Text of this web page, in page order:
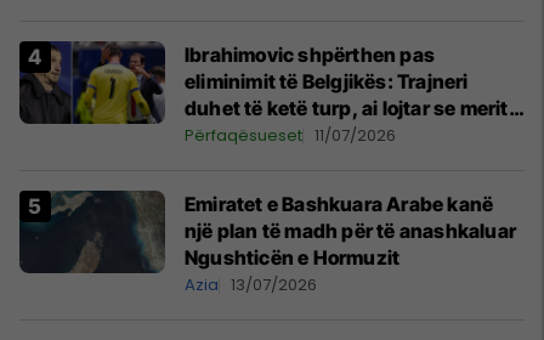
Ibrahimovic shpërthen pas
eliminimit të Belgjikës: Trajneri
duhet të ketë turp, ai lojtar se meritoi
të luante
Përfaqësueset 11/07/2026
Emiratet e Bashkuara Arabe kanë
një plan të madh për të anashkaluar
Ngushticën e Hormuzit
Azia 13/07/2026